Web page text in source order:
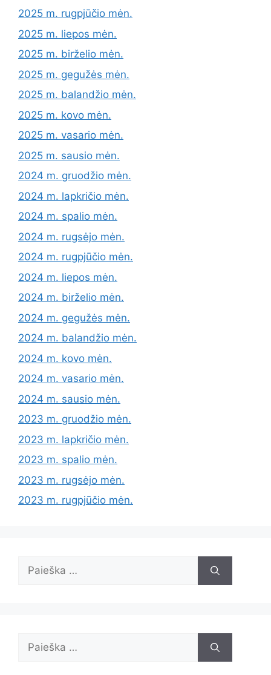
2025 m. rugpjūčio mėn.
2025 m. liepos mėn.
2025 m. birželio mėn.
2025 m. gegužės mėn.
2025 m. balandžio mėn.
2025 m. kovo mėn.
2025 m. vasario mėn.
2025 m. sausio mėn.
2024 m. gruodžio mėn.
2024 m. lapkričio mėn.
2024 m. spalio mėn.
2024 m. rugsėjo mėn.
2024 m. rugpjūčio mėn.
2024 m. liepos mėn.
2024 m. birželio mėn.
2024 m. gegužės mėn.
2024 m. balandžio mėn.
2024 m. kovo mėn.
2024 m. vasario mėn.
2024 m. sausio mėn.
2023 m. gruodžio mėn.
2023 m. lapkričio mėn.
2023 m. spalio mėn.
2023 m. rugsėjo mėn.
2023 m. rugpjūčio mėn.
Ieškoti:
Ieškoti: